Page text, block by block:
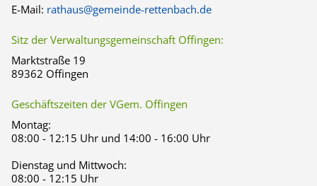
E-Mail: rathaus@gemeinde-rettenbach.de
Sitz der Verwaltungsgemeinschaft Offingen:
Marktstraße 19
89362 Offingen
Geschäftszeiten der VGem. Offingen
Montag:
08:00 - 12:15 Uhr und 14:00 - 16:00 Uhr
Dienstag und Mittwoch:
08:00 - 12:15 Uhr